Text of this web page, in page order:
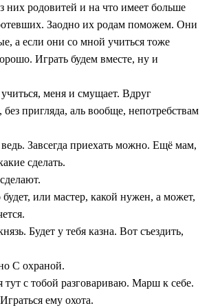
них родовитей и на что имеет больше
Заодно их родам поможем. Они
а если они со мной учиться тоже
Играть будем вместе, ну и
меня и смущает. Вдруг
без пригляда, аль вообще, непотребствам
Завсегда приехать можно. Ещё мам,
сделать.
или мастер, какой нужен, а может,
Будет у тебя казна. Вот съездить,
С охраной.
с тобой разговариваю. Марш к себе.
ему охота.